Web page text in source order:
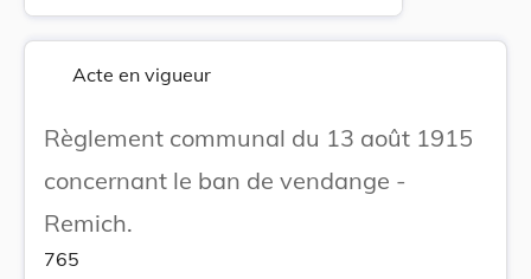
Acte en vigueur
Règlement communal du 13 août 1915
concernant le ban de vendange -
Remich.
765